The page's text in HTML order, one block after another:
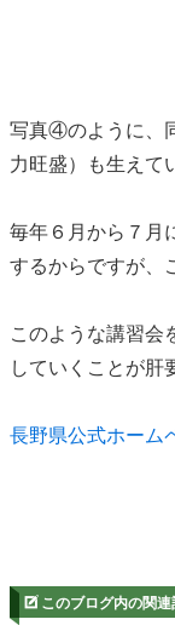
写真④のように、
力旺盛）も生えて
毎年６月から７月
するからですが、
このような講習
していくことが肝
長野県公式ホーム
このブログ内の関連